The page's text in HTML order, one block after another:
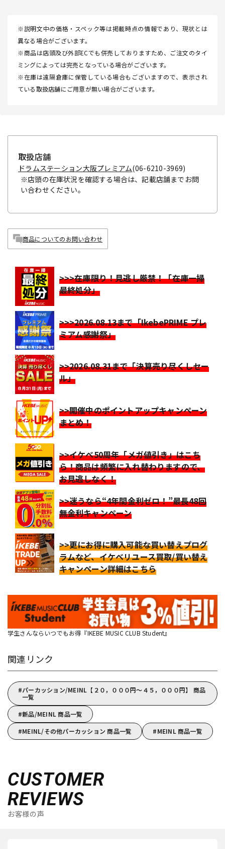
※説明文中の価格・スペック等は掲載時点の情報であり、現状とは
異なる場合がございます。
※商品は店頭及び外部ECでも併売しておりますため、ご注文のタイ
ミングによっては完売となっている場合がございます。
※在庫は遠隔倉庫に保管している場合もございますので、表示され
ている取扱店舗にご用意が無い場合がございます。
取扱店舗
ドラムステーション大阪プレミアム(06-6210-3969)
※店頭の在庫状況を確認する場合は、記載店舗までお問
い合わせください。
商品についてのお問い合わせ
>>>在庫限り！見逃し厳禁！「在庫一掃
最終処分」
>>>2026.08.13まで「IkebePRIME プレ
ミアム感謝祭」
>>2026.08.31まで「決算売り尽くしセー
ル」
>>開催中のポイントアップキャンペーン
まとめ！
>>イケベ50周年「メガ値引き」はこち
ら！商品は頻繁に入れ替わりますので、
お見逃しなく！
>>迷うなら“4年間金利ゼロ！”最長48回
無金利キャンペーン
>>更にお得に購入可能な買い替えプログ
ラムなど、イケベリユース買取/買い替え
キャンペーン詳細はこちら
学生さんならいつでもお得『IKEBE MUSIC CLUB Student』
関連リンク
パーカッション/MEINL【２０，０００円～４５，０００円】 商品
一覧
新品/MEINL 商品一覧
MEINL/その他パーカッション 商品一覧
MEINL 商品一覧
CUSTOMER
REVIEWS
お客様の声